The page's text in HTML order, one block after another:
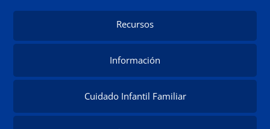
Recursos
Información
Cuidado Infantil Familiar